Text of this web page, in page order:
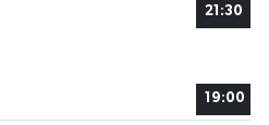
21:30
19:00